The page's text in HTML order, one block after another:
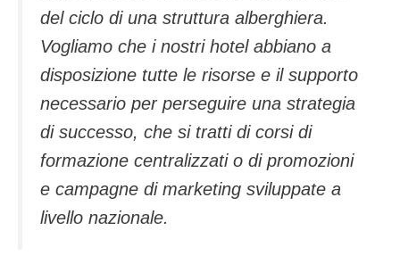
del ciclo di una struttura alberghiera.
Vogliamo che i nostri hotel abbiano a
disposizione tutte le risorse e il supporto
necessario per perseguire una strategia
di successo, che si tratti di corsi di
formazione centralizzati o di promozioni
e campagne di marketing sviluppate a
livello nazionale.